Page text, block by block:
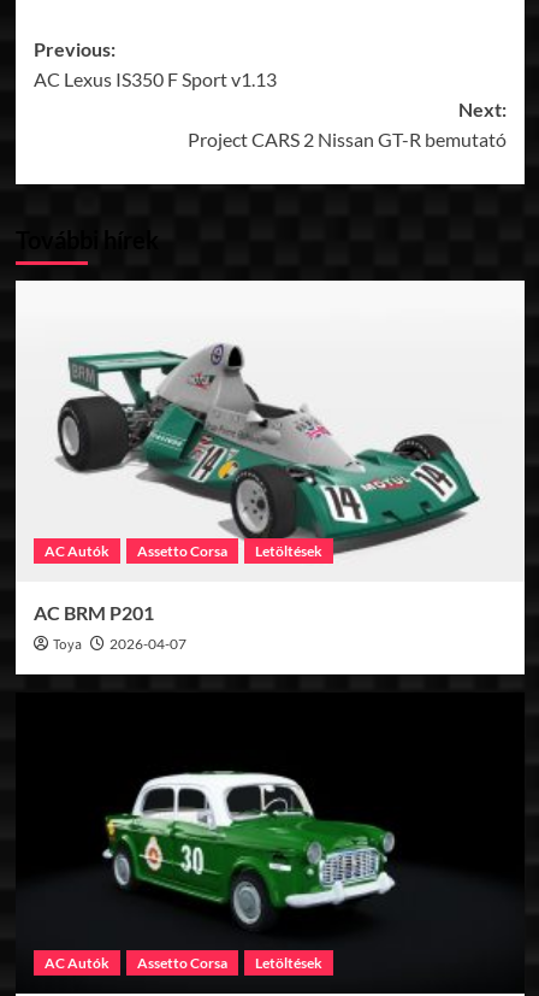
Post
navigation
Previous:
AC Lexus IS350 F Sport v1.13
Next:
Project CARS 2 Nissan GT-R bemutató
AC Autók Assetto Corsa Letöltések
AC BRM P201
Toya 2026-04-07
AC Autók Assetto Corsa Letöltések